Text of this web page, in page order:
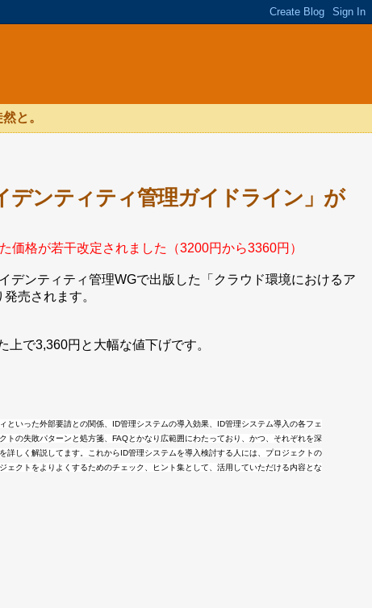
と。
デンティティ管理ガイドライン」が
価格が若干改定されました（3200円から3360円）
デンティティ管理WGで出版した「クラウド環境におけるア
売されます。
で3,360円と大幅な値下げです。
いった外部要請との関係、ID管理システムの導入効果、ID管理システム導入の各フェ
の失敗パターンと処方箋、FAQとかなり広範囲にわたっており、かつ、それぞれを深
しく解説してます。これからID管理システムを導入検討する人には、プロジェクトの
クトをよりよくするためのチェック、ヒント集として、活用していただける内容とな